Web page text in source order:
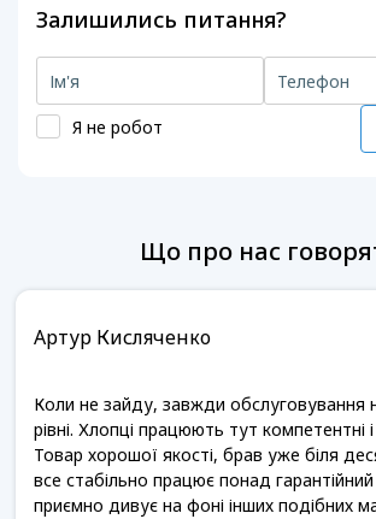
Залишились питання?
Я не робот
Що про нас
Артур Кисляченко
Коли не зайду, завжди обслуговування
рівні. Хлопці працюють тут компетентні і
Товар хорошої якості, брав уже біля
все стабільно працює понад
приємно дивує на фоні інших подібних